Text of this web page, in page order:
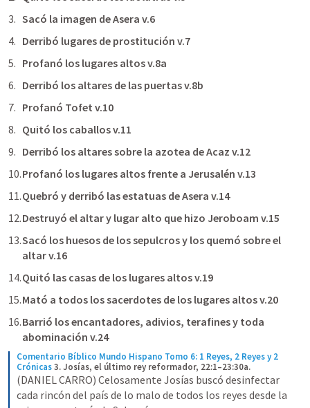
Sacó la imagen de Asera v.6
Derribó lugares de prostitución v.7
Profanó los lugares altos v.8a
Derribó los altares de las puertas v.8b
Profanó Tofet v.10
Quitó los caballos v.11
Derribó los altares sobre la azotea de Acaz v.12
Profanó los lugares altos frente a Jerusalén v.13
Quebró y derribó las estatuas de Asera v.14
Destruyó el altar y lugar alto que hizo Jeroboam v.15
Sacó los huesos de los sepulcros y los quemó sobre el
altar v.16
Quitó las casas de los lugares altos v.19
Mató a todos los sacerdotes de los lugares altos v.20
Barrió los encantadores, adivios, terafines y toda
abominación v.24
Comentario Bíblico Mundo Hispano Tomo 6: 1 Reyes, 2 Reyes y 2
Crónicas3. Josías, el último rey reformador, 22:1–23:30a.
(DANIEL CARRO) Celosamente Josías buscó desinfectar
cada rincón del país de lo malo de todos los reyes desde la